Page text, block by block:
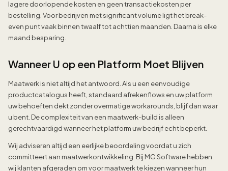
lagere doorlopende kosten en geen transactiekosten per
bestelling. Voor bedrijven met significant volume ligt het break-
even punt vaak binnen twaalf tot achttien maanden. Daarna is elke
maand besparing.
Wanneer U op een Platform Moet Blijven
Maatwerk is niet altijd het antwoord. Als u een eenvoudige
productcatalogus heeft, standaard afrekenflows en uw platform
uw behoeften dekt zonder overmatige workarounds, blijf dan waar
u bent. De complexiteit van een maatwerk-build is alleen
gerechtvaardigd wanneer het platform uw bedrijf echt beperkt.
Wij adviseren altijd een eerlijke beoordeling voordat u zich
committeert aan maatwerkontwikkeling. Bij MG Software hebben
wij klanten afgeraden om voor maatwerk te kiezen wanneer hun